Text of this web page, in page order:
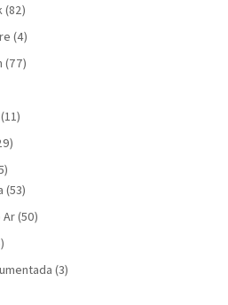
(82)
(4)
(77)
(11)
(53)
Ar(50)
(3)